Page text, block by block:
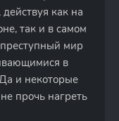
как на
так и в самом
мир
в
и некоторые
прочь нагреть